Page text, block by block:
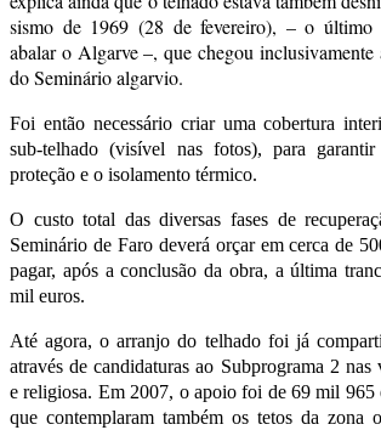
sismo de 1969 (28 de fevereiro), – o último
abalar o Algarve –, que chegou inclusivamente
do Seminário algarvio.
Foi então necessário criar uma cobertura
sub-telhado (visível nas fotos), para garantir
proteção e o isolamento térmico.
O custo total das diversas fases de
Seminário de Faro deverá orçar em cerca de
pagar, após a conclusão da obra, a última
mil euros.
Até agora, o arranjo do telhado foi já
através de candidaturas ao Subprograma 2 nas
e religiosa. Em 2007, o apoio foi de 69 mil 965
que contemplaram também os tetos da zona